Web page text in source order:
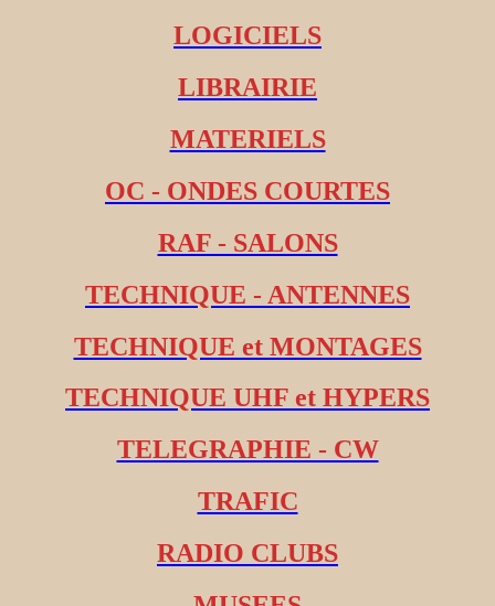
LOGICIELS
LIBRAIRIE
MATERIELS
OC - ONDES COURTES
RAF - SALONS
TECHNIQUE - ANTENNES
TECHNIQUE et MONTAGES
TECHNIQUE UHF et HYPERS
TELEGRAPHIE - CW
TRAFIC
RADIO CLUBS